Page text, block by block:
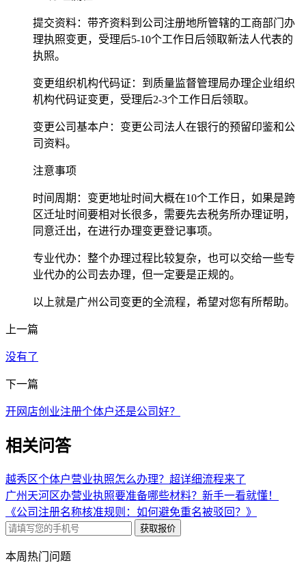
提交资料：带齐资料到公司注册地所管辖的工商部门办
理执照变更，受理后5-10个工作日后领取新法人代表的
执照。
变更组织机构代码证：到质量监督管理局办理企业组织
机构代码证变更，受理后2-3个工作日后领取。
变更公司基本户：变更公司法人在银行的预留印鉴和公
司资料。
注意事项
时间周期：变更地址时间大概在10个工作日，如果是跨
区迁址时间要相对长很多，需要先去税务所办理证明，
同意迁出，在进行办理变更登记事项。
专业代办：整个办理过程比较复杂，也可以交给一些专
业代办的公司去办理，但一定要是正规的。
以上就是广州公司变更的全流程，希望对您有所帮助。
上一篇
没有了
下一篇
开网店创业注册个体户还是公司好？
相关问答
越秀区个体户营业执照怎么办理？超详细流程来了
广州天河区办营业执照要准备哪些材料？新手一看就懂！
《公司注册名称核准规则：如何避免重名被驳回？》
获取报价
本周热门问题